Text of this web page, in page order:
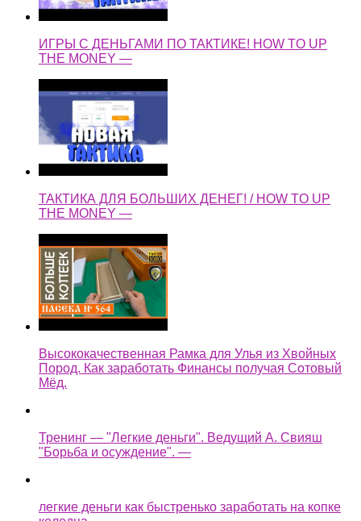
ИГРЫ С ДЕНЬГАМИ ПО ТАКТИКЕ! HOW TO UP
THE MONEY —
ТАКТИКА ДЛЯ БОЛЬШИХ ДЕНЕГ! / HOW TO UP
THE MONEY —
Высококачественная Рамка для Улья из Хвойных
Пород. Как заработать Финансы получая Сотовый
Мёд.
Тренинг — "Легкие деньги". Ведущий А. Свияш
"Борьба и осуждение". —
легкие деньги как быстренько заработать на копке